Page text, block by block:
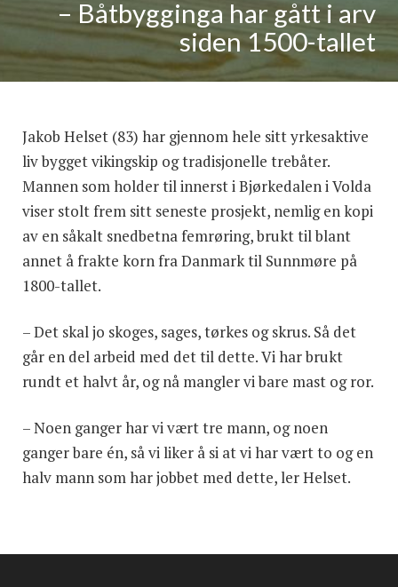
– Båtbygginga har gått i arv
siden 1500-tallet
Jakob Helset (83) har gjennom hele sitt yrkesaktive
liv bygget vikingskip og tradisjonelle trebåter.
Mannen som holder til innerst i Bjørkedalen i Volda
viser stolt frem sitt seneste prosjekt, nemlig en kopi
av en såkalt snedbetna femrøring, brukt til blant
annet å frakte korn fra Danmark til Sunnmøre på
1800-tallet.
– Det skal jo skoges, sages, tørkes og skrus. Så det
går en del arbeid med det til dette. Vi har brukt
rundt et halvt år, og nå mangler vi bare mast og ror.
– Noen ganger har vi vært tre mann, og noen
ganger bare én, så vi liker å si at vi har vært to og en
halv mann som har jobbet med dette, ler Helset.